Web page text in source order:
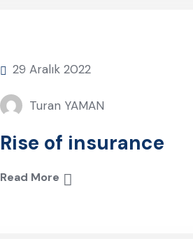
29 Aralık 2022
Turan YAMAN
Rise of insurance
Read More